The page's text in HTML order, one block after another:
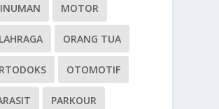
MOTOR
ORANG TUA
OTOMOTIF
PARKOUR